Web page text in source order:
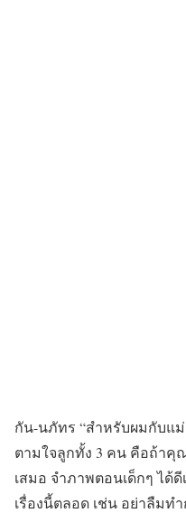
กัน-นภัทร “สำหรับผมกับแ
ตามใจลูกทั้ง 3 คน คือถ้า
เสมอ จำภาพตอนเด็กๆ ได้
เรื่องนี้ตลอด เช่น อย่าลืมท